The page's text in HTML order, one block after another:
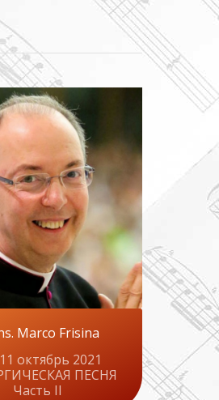
Marco Frisina
октябрь 2021
ПЕСНЯ
Часть II